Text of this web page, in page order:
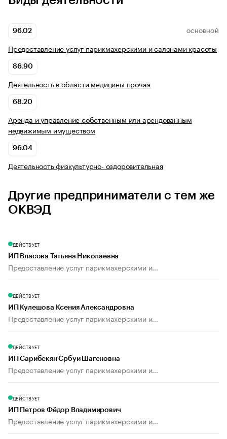
96.02 ОСНОВНОЙ
Предоставление услуг парикмахерскими и салонами красоты
86.90
Деятельность в области медицины прочая
68.20
Аренда и управление собственным или арендованным
недвижимым имуществом
96.04
Деятельность физкультурно- оздоровительная
Другие предприниматели с тем же
ОКВЭД
ДЕЙСТВУЕТ
ИП Власова Татьяна Николаевна
Предоставление услуг парикмахерскими и...
ДЕЙСТВУЕТ
ИП Кулешова Ксения Александровна
Предоставление услуг парикмахерскими и...
ДЕЙСТВУЕТ
ИП Сарибекян Србуи Шагеновна
Предоставление услуг парикмахерскими и...
ДЕЙСТВУЕТ
ИП Петров Фёдор Владимирович
Предоставление услуг парикмахерскими и...